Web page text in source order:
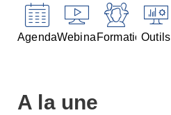
AgendaWebinairesFormationsOutils
A la une